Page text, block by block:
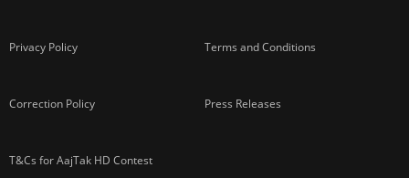
Privacy Policy Terms and Conditions
Correction Policy Press Releases
T&Cs for AajTak HD Contest